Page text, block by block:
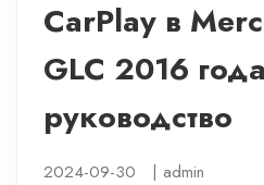
CarPlay в
GLC 2016
руководство
2024-09-30 | admin